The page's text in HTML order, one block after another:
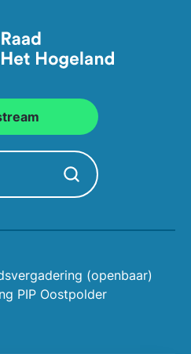
Zoekopdracht starten
(openbaar)
PIP Oostpolder